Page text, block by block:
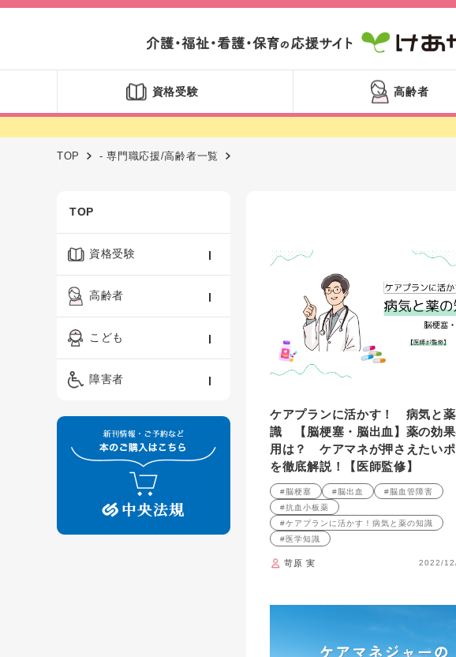
資格受験 高齢者
TOP - 専門職応援/高齢者一覧
TOP
資格受験
ケアマネジャー
精神保健福祉士
保育士
高齢者
認知症ケア・介護技術
ーシャルワーク
看護
制度
こども
保育・教育／発達障害
障害者
障害者支援・福祉
ケアプランに活かす！ 病気と
識 【脳梗塞・脳出血】薬の効
用は？ ケアマネが押さえたいポ
を徹底解説！【医師監修】
#脳梗塞 #脳出血
#脳血管障害
#抗血小板薬
#ケアプランに活かす！病気と薬の知識
#医学知識
苛原 実 2022/